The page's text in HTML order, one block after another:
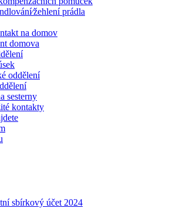
prádla
na domov
domova
oddělení
sesterny
kontakty
sbírkový účet 2024